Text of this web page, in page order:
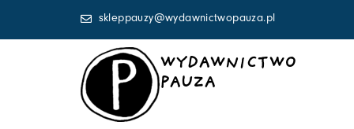
skleppauzy@wydawnictwopauza.pl
WYDAWNICTWO
PAUZA